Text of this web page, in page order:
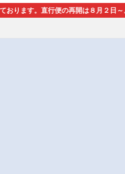
す。直行便の再開は８月２日～。